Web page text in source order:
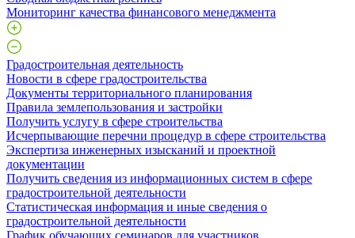
Мониторинг качества финансового менеджмента
Градостроительная деятельность
Новости в сфере градостроительства
Документы территориального планирования
Правила землепользования и застройки
Получить услугу в сфере строительства
Исчерпывающие перечни процедур в сфере строительства
Экспертиза инженерных изысканий и проектной
документации
Получить сведения из информационных систем в сфере
градостроительной деятельности
Статистическая информация и иные сведения о
градостроительной деятельности
График обучающих семинаров для участников